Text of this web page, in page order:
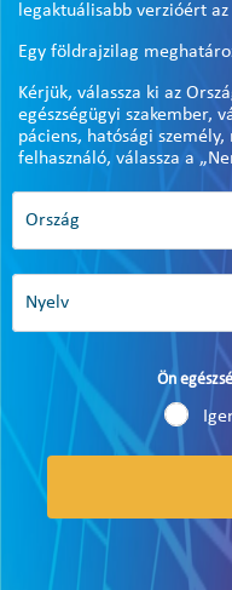
legaktuálisabb verzióért
Egy földrajzilag
Kérjük, válassza ki az
egészségügyi szakember,
páciens, hatósági
felhasználó, válassza a
Ön